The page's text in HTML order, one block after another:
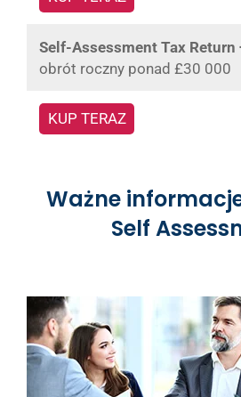
Self-Assessment Tax Return
obrót roczny ponad £30 000
KUP TERAZ
Ważne
Self